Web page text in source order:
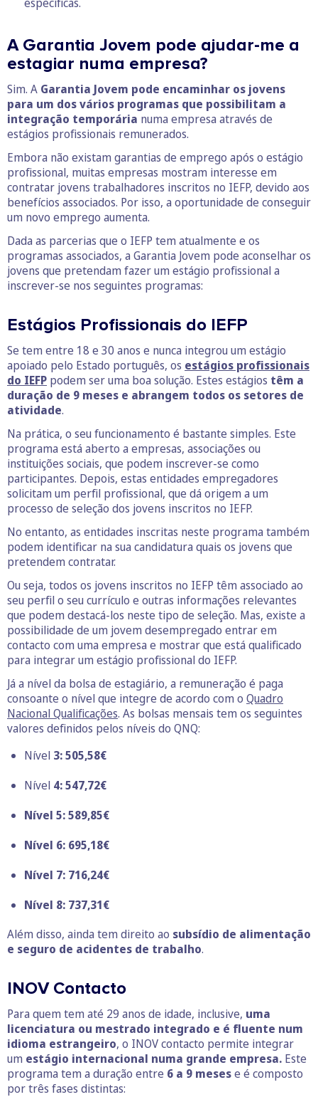
A Garantia Jovem pode ajudar-me a
estagiar numa empresa?
Sim. A Garantia Jovem pode encaminhar os jovens
para um dos vários programas que possibilitam a
integração temporária numa empresa através de
estágios profissionais remunerados.
Embora não existam garantias de emprego após o estágio
profissional, muitas empresas mostram interesse em
contratar jovens trabalhadores inscritos no IEFP, devido aos
benefícios associados. Por isso, a oportunidade de conseguir
um novo emprego aumenta.
Dada as parcerias que o IEFP tem atualmente e os
programas associados, a Garantia Jovem pode aconselhar os
jovens que pretendam fazer um estágio profissional a
inscrever-se nos seguintes programas:
Estágios Profissionais do IEFP
Se tem entre 18 e 30 anos e nunca integrou um estágio
apoiado pelo Estado português, os estágios profissionais
do IEFP podem ser uma boa solução. Estes estágios têm a
duração de 9 meses e abrangem todos os setores de
atividade.
Na prática, o seu funcionamento é bastante simples. Este
programa está aberto a empresas, associações ou
instituições sociais, que podem inscrever-se como
participantes. Depois, estas entidades empregadores
solicitam um perfil profissional, que dá origem a um
processo de seleção dos jovens inscritos no IEFP.
No entanto, as entidades inscritas neste programa também
podem identificar na sua candidatura quais os jovens que
pretendem contratar.
Ou seja, todos os jovens inscritos no IEFP têm associado ao
seu perfil o seu currículo e outras informações relevantes
que podem destacá-los neste tipo de seleção. Mas, existe a
possibilidade de um jovem desempregado entrar em
contacto com uma empresa e mostrar que está qualificado
para integrar um estágio profissional do IEFP.
Já a nível da bolsa de estagiário, a remuneração é paga
consoante o nível que integre de acordo com o Quadro
Nacional Qualificações. As bolsas mensais tem os seguintes
valores definidos pelos níveis do QNQ:
Nível 3: 505,58€
Nível 4: 547,72€
Nível 5: 589,85€
Nível 6: 695,18€
Nível 7: 716,24€
Nível 8: 737,31€
Além disso, ainda tem direito ao subsídio de alimentação
e seguro de acidentes de trabalho.
INOV Contacto
Para quem tem até 29 anos de idade, inclusive, uma
licenciatura ou mestrado integrado e é fluente num
idioma estrangeiro, o INOV contacto permite integrar
um estágio internacional numa grande empresa. Este
programa tem a duração entre 6 a 9 mesese é composto
por três fases distintas: